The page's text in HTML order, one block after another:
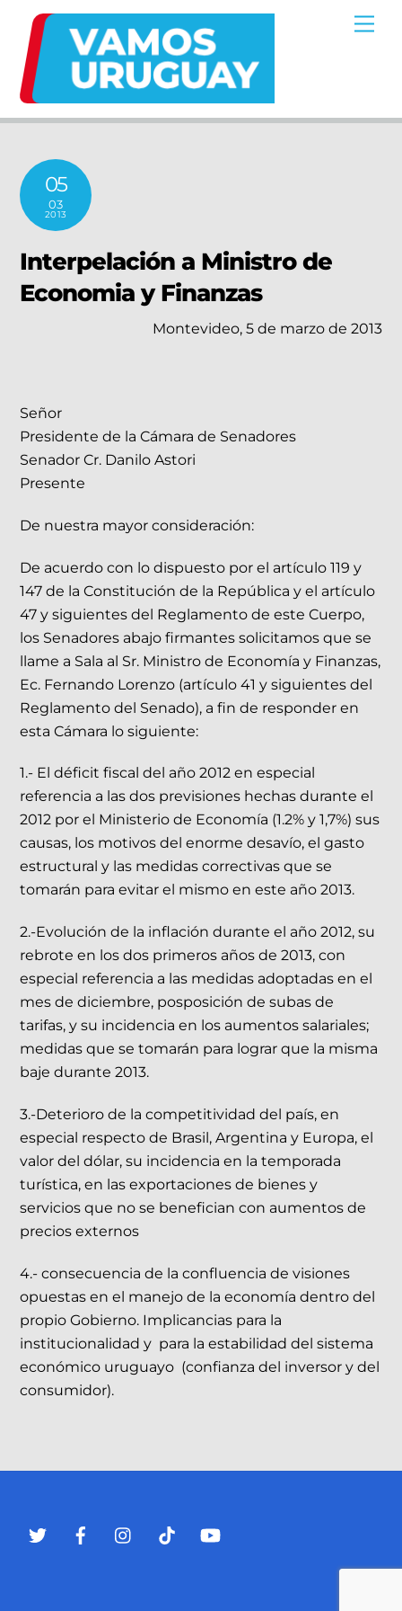
content
05
03
2013
Interpelación a Ministro de
Economia y Finanzas
Montevideo, 5 de marzo de 2013
Señor
Presidente de la Cámara de Senadores
Senador Cr. Danilo Astori
Presente
De nuestra mayor consideración:
De acuerdo con lo dispuesto por el artículo 119 y
147 de la Constitución de la República y el artículo
47 y siguientes del Reglamento de este Cuerpo,
los Senadores abajo firmantes solicitamos que se
llame a Sala al Sr. Ministro de Economía y Finanzas,
Ec. Fernando Lorenzo (artículo 41 y siguientes del
Reglamento del Senado), a fin de responder en
esta Cámara lo siguiente:
1.- El déficit fiscal del año 2012 en especial
referencia a las dos previsiones hechas durante el
2012 por el Ministerio de Economía (1.2% y 1,7%) sus
causas, los motivos del enorme desavío, el gasto
estructural y las medidas correctivas que se
tomarán para evitar el mismo en este año 2013.
2.-Evolución de la inflación durante el año 2012, su
rebrote en los dos primeros años de 2013, con
especial referencia a las medidas adoptadas en el
mes de diciembre, posposición de subas de
tarifas, y su incidencia en los aumentos salariales;
medidas que se tomarán para lograr que la misma
baje durante 2013.
3.-Deterioro de la competitividad del país, en
especial respecto de Brasil, Argentina y Europa, el
valor del dólar, su incidencia en la temporada
turística, en las exportaciones de bienes y
servicios que no se benefician con aumentos de
precios externos
4.- consecuencia de la confluencia de visiones
opuestas en el manejo de la economía dentro del
propio Gobierno. Implicancias para la
institucionalidad y para la estabilidad del sistema
económico uruguayo (confianza del inversor y del
consumidor).